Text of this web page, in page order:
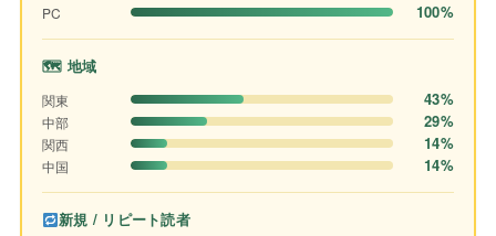
PC 100%
🗺 地域
関東 43%
中部 29%
関西 14%
中国 14%
新規 / リピート読者